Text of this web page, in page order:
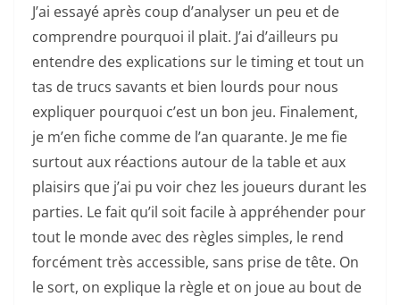
J’ai essayé après coup d’analyser un peu et de
comprendre pourquoi il plait. J’ai d’ailleurs pu
entendre des explications sur le timing et tout un
tas de trucs savants et bien lourds pour nous
expliquer pourquoi c’est un bon jeu. Finalement,
je m’en fiche comme de l’an quarante. Je me fie
surtout aux réactions autour de la table et aux
plaisirs que j’ai pu voir chez les joueurs durant les
parties. Le fait qu’il soit facile à appréhender pour
tout le monde avec des règles simples, le rend
forcément très accessible, sans prise de tête. On
le sort, on explique la règle et on joue au bout de